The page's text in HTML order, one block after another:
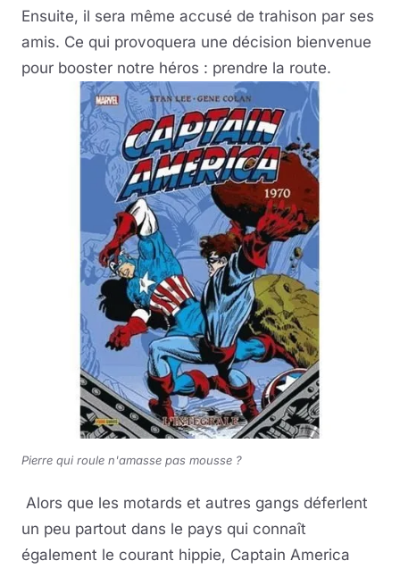
Ensuite, il sera même accusé de trahison par ses
amis. Ce qui provoquera une décision bienvenue
pour booster notre héros : prendre la route.
Pierre qui roule n'amasse pas mousse ?
Alors que les motards et autres gangs déferlent
un peu partout dans le pays qui connaît
également le courant hippie, Captain America